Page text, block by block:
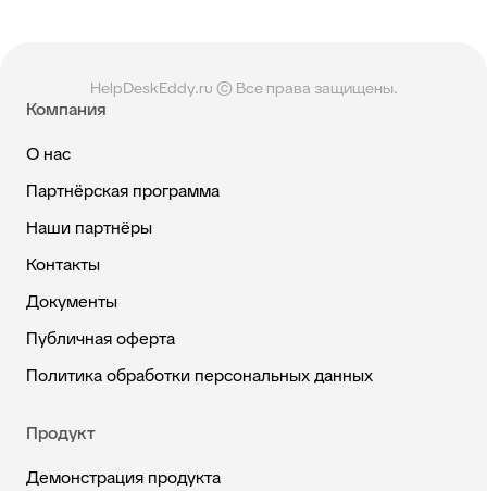
HelpDeskEddy.ru © Все права защищены.
Компания
О нас
Партнёрская программа
Наши партнёры
Контакты
Документы
Публичная оферта
Политика обработки персональных данных
Продукт
Демонстрация продукта